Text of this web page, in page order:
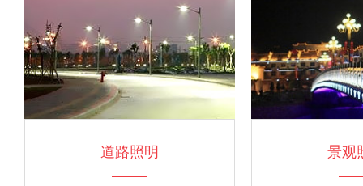
道路照明 景观